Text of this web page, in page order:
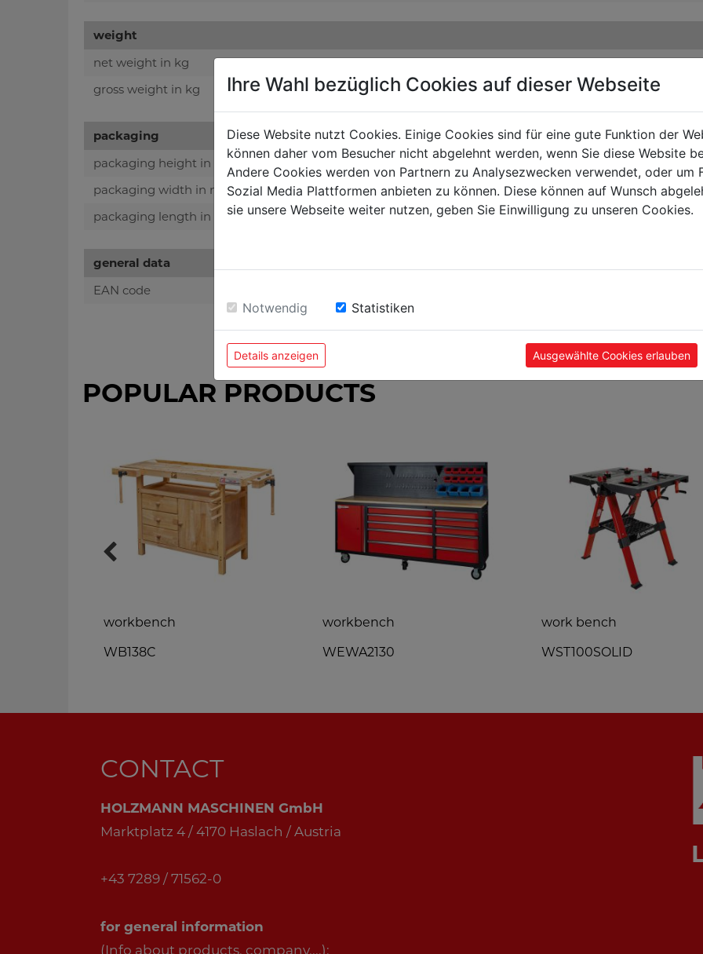
weight
net weight in kg
gross weight in kg
packaging
packaging height in mm
packaging width in mm
packaging length in mm
general data
EAN code
POPULAR PRODUCTS
workbench
WB138C
workbench
WEWA2130
work bench
WST100SOLID
CONTACT
HOLZMANN MASCHINEN GmbH
Marktplatz 4 / 4170 Haslach / Austria
+43 7289 / 71562-0
for general information
(Info about products, company,...):
Ihre Wahl bezüglich Cookies auf dieser Webseite
Diese Website nutzt Cookies. Einige Cookies sind für eine gute Funktion der
können daher vom Besucher nicht abgelehnt werden, wenn Sie diese Website
Andere Cookies werden von Partnern zu Analysezwecken verwendet, oder um
Sozial Media Plattformen anbieten zu können. Diese können auf Wunsch
sie unsere Webseite weiter nutzen, geben Sie Einwilligung zu unseren Cookies.
Notwendig Statistiken
Details anzeigen Ausgewählte Cookies erlauben